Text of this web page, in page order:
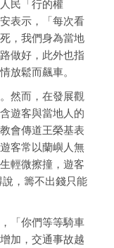
民「行的權
表示，「每次看
，我們身為當地
做好，此外也指
放鬆而飆車。
然而，在發展觀
遊客與當地人的
會傳道王榮基表
客常以蘭嶼人無
輕微擦撞，遊客
，籌不出錢只能
「你們等等騎車
加，交通事故越